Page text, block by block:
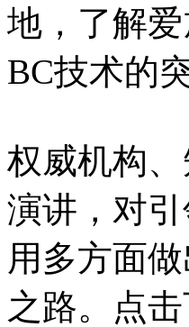
地，了解
BC技术的
权威机构
演讲，对
用多方面
之路。点